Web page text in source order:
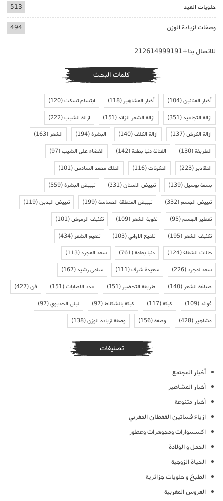
حلويات العيد 513
وصفات لزيادة الوزن 494
للاتصال بنا+212614999191
كلمات البحث
أخبار الفنانين(104) أخبار المشاهير(118) ابتسام تسكت(120)
ازالة التجاعيد(351) ازالة الشعر الزائد(151) ازالة الشيب(222)
ازالة الكرش(137) ازالة الكلف(140) البشرة(194) الشعر(163)
الطريقة(130) الفنانة دنيا بطمة(142) القضاء على الشيب(97)
المقادير(223) المكونات(116) الملك محمد السادس(101)
بسمة بوسيل(139) تبييض الاسنان(231) تبييض البشرة(559)
تبييض الجسم(332) تبييض المنطقة الحساسة(199) تبييض اليدين(119)
تعطير الجسم(95) تقوية الشعر(109) تكثيف الرموش(101)
تكثيف الشعر(195) تلميع الاواني(103) تنعيم الشعر(434)
حالات الشفاء(124) دنيا بطمة(761) سعد المجرد(113)
سعد لمجرد(226) سعيدة شرف(111) سلمى رشيد(167)
صباغة الشعر(140) طريقة التحضير(151) عدد الاصابات(151) فن(427)
فوائد(109) كيكة(117) كيكة بالشكلاط(97) ليلى الحديوي(97)
مشاهير(428) وصفة(156) وصفة لزيادة الوزن(138)
تصنيفات
أخبار المجتمع
أخبار المشاهير
أخبار متنوعة
ازياء فساتين القفطان المغربي
اكسسوارات ومجوهرات وعطور
الحمل و الولادة
الحياة الزوجية
الطبخ و حلويات جزائرية
العروس المغربية